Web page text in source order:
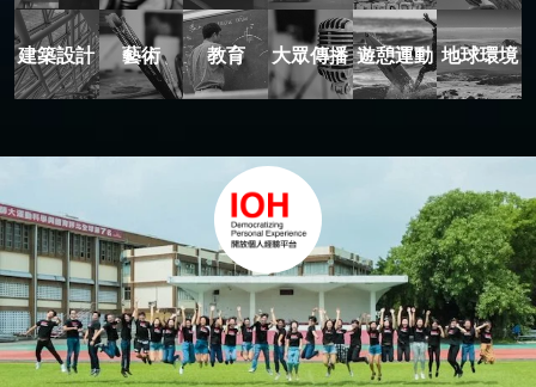
建築設計 藝術 教育 大眾傳播 遊憩運動 地球環境